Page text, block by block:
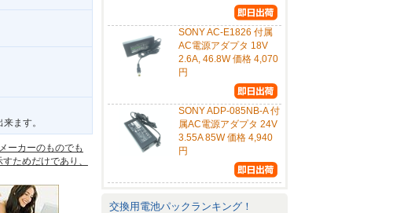
ます。
ーカーのものでも
ためだけであり、
SONY AC-E1826 付属
AC電源アダプタ 18V
2.6A, 46.8W 価格 4,070
円
SONY ADP-085NB-A 付
属AC電源アダプタ 24V
3.55A 85W 価格 4,940
円
交換用電池パックランキング！